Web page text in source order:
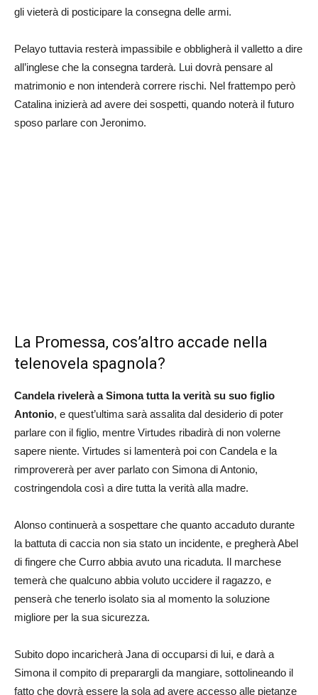
gli vieterà di posticipare la consegna delle armi.
Pelayo tuttavia resterà impassibile e obbligherà il valletto a dire
all’inglese che la consegna tarderà. Lui dovrà pensare al
matrimonio e non intenderà correre rischi. Nel frattempo però
Catalina inizierà ad avere dei sospetti, quando noterà il futuro
sposo parlare con Jeronimo.
La Promessa, cos’altro accade nella
telenovela spagnola?
Candela rivelerà a Simona tutta la verità su suo figlio
Antonio, e quest’ultima sarà assalita dal desiderio di poter
parlare con il figlio, mentre Virtudes ribadirà di non volerne
sapere niente. Virtudes si lamenterà poi con Candela e la
rimprovererà per aver parlato con Simona di Antonio,
costringendola così a dire tutta la verità alla madre.
Alonso continuerà a sospettare che quanto accaduto durante
la battuta di caccia non sia stato un incidente, e pregherà Abel
di fingere che Curro abbia avuto una ricaduta. Il marchese
temerà che qualcuno abbia voluto uccidere il ragazzo, e
penserà che tenerlo isolato sia al momento la soluzione
migliore per la sua sicurezza.
Subito dopo incaricherà Jana di occuparsi di lui, e darà a
Simona il compito di preparargli da mangiare, sottolineando il
fatto che dovrà essere la sola ad avere accesso alle pietanze